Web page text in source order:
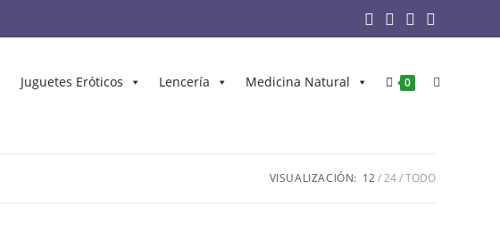
Juguetes Eróticos Lencería Medicina Natural 0
VISUALIZACIÓN: 12 24 TODO